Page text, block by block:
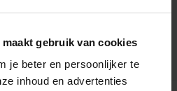
gebruik van cookies
je beter en persoonlijker te
inhoud en advertenties